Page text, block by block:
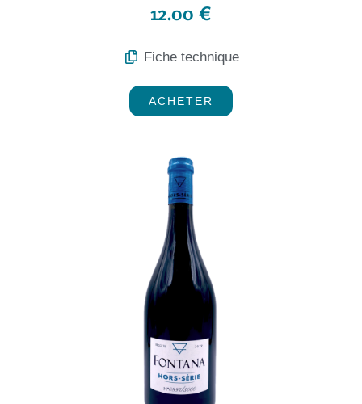
12.00 €
Fiche technique
ACHETER